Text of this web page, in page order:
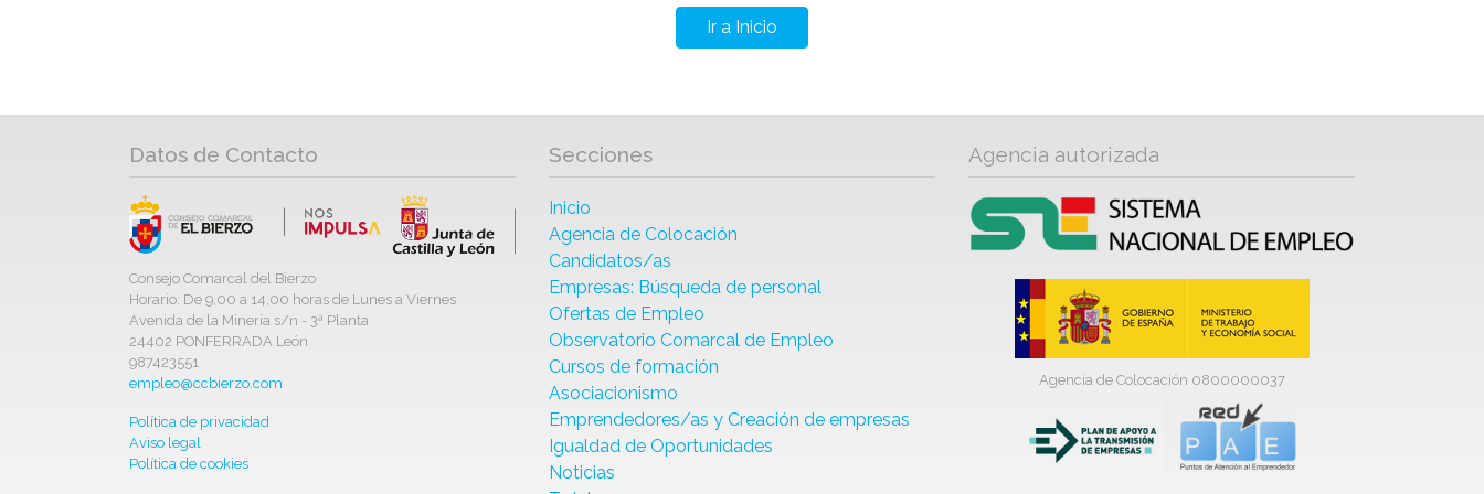
Ir a Inicio
Datos de Contacto
Consejo Comarcal del Bierzo
Horario: De 9,00 a 14,00 horas de Lunes a Viernes
Avenida de la Minería s/n - 3ª Planta
24402 PONFERRADA León
987423551
empleo@ccbierzo.com
Política de privacidad
Aviso legal
Política de cookies
Secciones
Inicio
Agencia de Colocación
Candidatos/as
Empresas: Búsqueda de personal
Ofertas de Empleo
Observatorio Comarcal de Empleo
Cursos de formación
Asociacionismo
Emprendedores/as y Creación de empresas
Igualdad de Oportunidades
Noticias
Agencia autorizada
Agencia de Colocación 0800000037